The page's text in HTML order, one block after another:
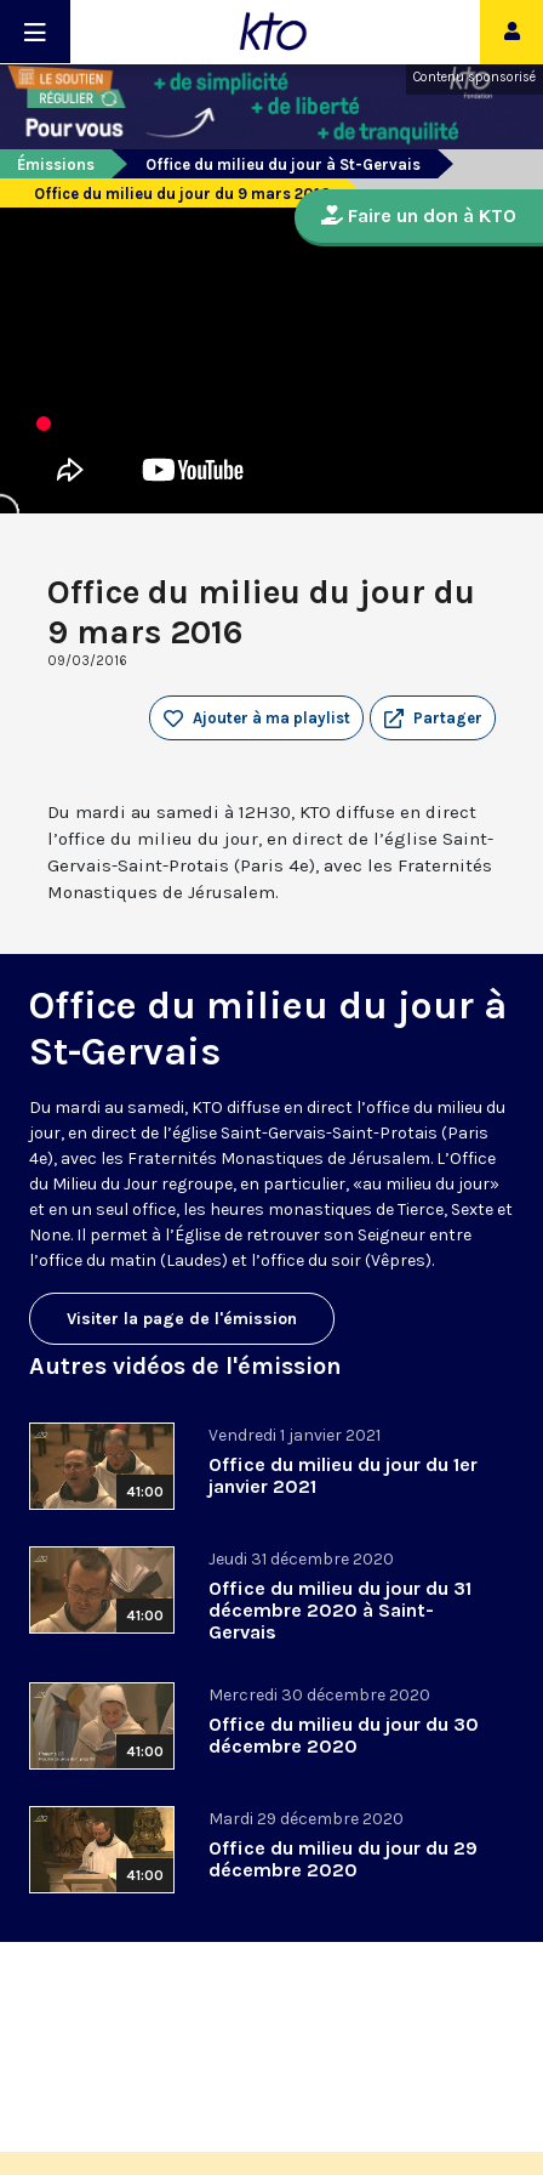
Contenu sponsorisé
Émissions
Office du milieu du jour à St-Gervais
Office du milieu du jour du 9 mars 2016
Office du milieu du jour du
9 mars 2016
09/03/2016
Partager
Ajouter à ma playlist
Du mardi au samedi à 12H30, KTO diffuse en direct
l’office du milieu du jour, en direct de l’église Saint-
Gervais-Saint-Protais (Paris 4e), avec les Fraternités
Monastiques de Jérusalem.
Office du milieu du jour à
St-Gervais
Du mardi au samedi, KTO diffuse en direct l’office du milieu du
jour, en direct de l’église Saint-Gervais-Saint-Protais (Paris
4e), avec les Fraternités Monastiques de Jérusalem. L’Office
du Milieu du Jour regroupe, en particulier, «au milieu du jour»
et en un seul office, les heures monastiques de Tierce, Sexte et
None. Il permet à l’Église de retrouver son Seigneur entre
l’office du matin (Laudes) et l’office du soir (Vêpres).
Visiter la page de l'émission
Autres vidéos de l'émission
41:00
Vendredi 1 janvier 2021
Office du milieu du jour du 1er
janvier 2021
41:00
Jeudi 31 décembre 2020
Office du milieu du jour du 31
décembre 2020 à Saint-
Gervais
41:00
Mercredi 30 décembre 2020
Office du milieu du jour du 30
décembre 2020
41:00
Mardi 29 décembre 2020
Office du milieu du jour du 29
décembre 2020
Faire un don à KTO